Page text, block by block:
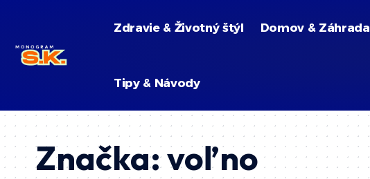
Zdravie & Životný štýl Domov & Záhrada
Tipy & Návody
Značka:voľno